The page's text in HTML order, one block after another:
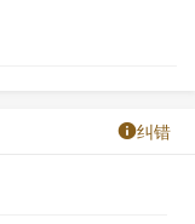
纠错